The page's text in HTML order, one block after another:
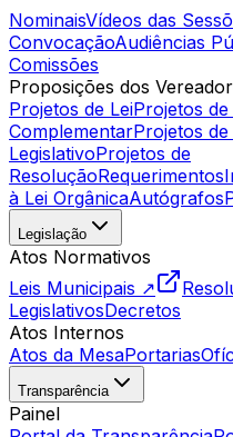
NominaisVídeos das
ConvocaçãoAudiências
Comissões
Proposições dos
Projetos de LeiProjetos de
ComplementarProjetos
LegislativoProjetos de
ResoluçãoRequerimentos
à Lei OrgânicaAutógrafos
Legislação
Atos Normativos
Leis Municipais ↗
LegislativosDecretos
Atos Internos
Atos da MesaPortarias
Transparência
Painel